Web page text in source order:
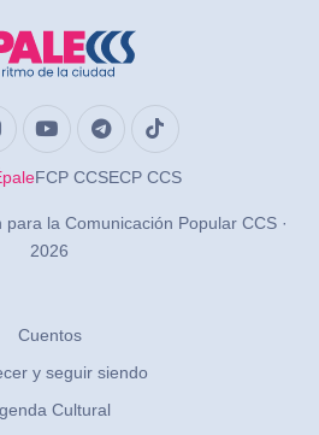
FCP CCSECP CCS
la Comunicación Popular CCS ·
2026
Cuentos
y seguir siendo
Cultural